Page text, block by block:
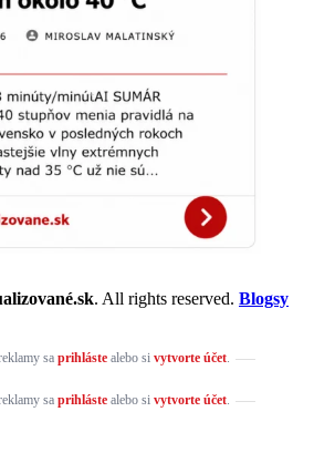
. All rights reserved. Blogsy
sa prihlástealebo si vytvorte účet.